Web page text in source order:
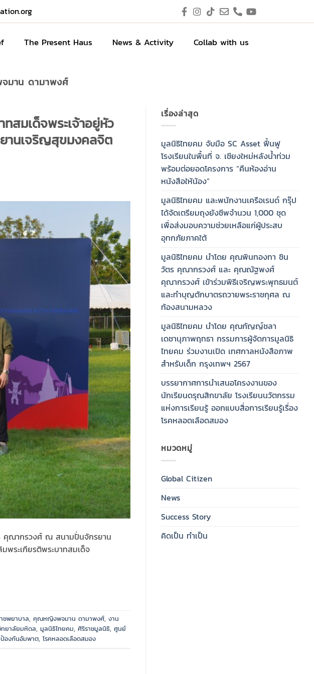
The Present Haus News & Activity Collab with us
าน ดามาพงศ์
สมเด็จพระเจ้าอยู่หัว
านเจริญสุขมงคลจิต
คุณากรวงศ์ ณ สนามปั่นจักรยาน
ระเกียรติพระบาทสมเด็จ
ชพยาบาล, คุณหญิงพจมาน ดามาพงศ์, งาน
ทยาลัยมหิดล, มูลนิธิไทยคม, ศิริราชมูลนิธิ, ศูนย์
องกันอัมพาต, โรคหลอดเลือดสมอง
เรื่องล่าสุด
มูลนิธิไทยคม จับมือ SC Asset ฟื้นฟู
โรงเรียนในพื้นที่ จ. เชียงใหม่หลังน้ำท่วม
พร้อมต่อยอดโครงการ “คืนห้องอ่าน
หนังสือให้น้อง”
มูลนิธิไทยคม และพนักงานเครือเรนด์ กรุ๊ป
ได้จัดเตรียมถุงยังชีพจำนวน 1,000 ชุด
เพื่อส่งมอบความช่วยเหลือแก่ผู้ประสบ
อุทกภัยภาคใต้
มูลนิธิไทยคม นำโดย คุณพินทองทา ชิน
วัตร คุณากรวงศ์ และ คุณณัฐพงศ์
คุณากรวงศ์ เข้าร่วมพิธีเจริญพระพุทธมนต์
และทำบุญตักบาตรถวายพระราชกุศล ณ
ท้องสนามหลวง
มูลนิธิไทยคม นำโดย คุณกัญญ์ชลา
เดชานุภาพฤทธา กรรมการผู้จัดการมูลนิธิ
ไทยคม ร่วมงานเปิด เทศกาลหนังสือภาพ
สำหรับเด็ก กรุงเทพฯ 2567
บรรยากาศการนำเสนอโครงงานของ
นักเรียนดรุณสิกขาลัย โรงเรียนนวัตกรรม
แห่งการเรียนรู้ ออกแบบสื่อการเรียนรู้เรื่อง
โรคหลอดเลือดสมอง
หมวดหมู่
Global Citizen
News
Success Story
คิดเป็น ทำเป็น